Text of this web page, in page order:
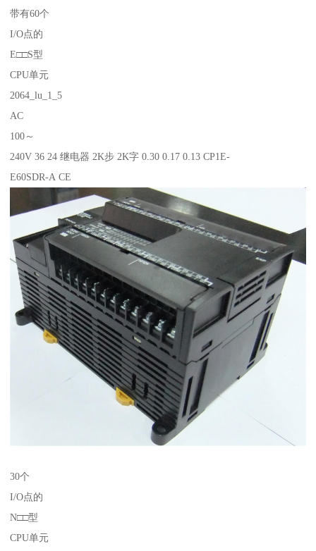
带有60个
I/O点的
E□□S型
CPU单元
2064_lu_1_5
AC
100～
240V 36 24 继电器 2K步 2K字 0.30 0.17 0.13 CP1E-
E60SDR-A CE
30个
I/O点的
N□□型
CPU单元